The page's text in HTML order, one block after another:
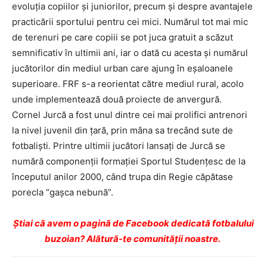
evoluţia copiilor şi juniorilor, precum şi despre avantajele
practicării sportului pentru cei mici. Numărul tot mai mic
de terenuri pe care copiii se pot juca gratuit a scăzut
semnificativ în ultimii ani, iar o dată cu acesta şi numărul
jucătorilor din mediul urban care ajung în eşaloanele
superioare. FRF s-a reorientat către mediul rural, acolo
unde implementează două proiecte de anvergură.
Cornel Jurcă a fost unul dintre cei mai prolifici antrenori
la nivel juvenil din ţară, prin mâna sa trecând sute de
fotbalişti. Printre ultimii jucători lansaţi de Jurcă se
numără componenţii formaţiei Sportul Studenţesc de la
începutul anilor 2000, când trupa din Regie căpătase
porecla “gaşca nebună”.
Ştiai că avem o pagină de Facebook dedicată fotbalului
buzoian? Alătură-te comunității noastre.